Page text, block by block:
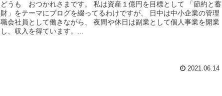
どうも おつかれさまです。 私は資産１億円を目標として 「節約と蓄
財」をテーマにブログを綴ってるわけですが、 日中は中小企業の管理
職会社員として働きながら、 夜間や休日は副業として個人事業を開業
し、収入を得ています。...
2021.06.14